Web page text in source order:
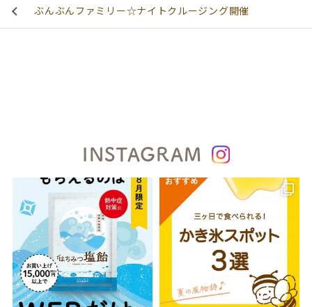
ぶんぶんファミリー☆ナイトクルージング開催
INSTAGRAM